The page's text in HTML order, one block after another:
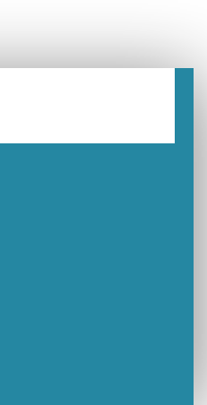
d’eau à Lons-le-Saunier
a été inaugurée